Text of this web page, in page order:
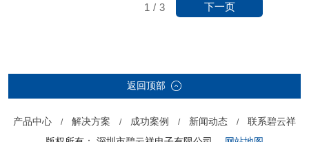
1 / 3 下一页
返回顶部
产品中心 / 解决方案 / 成功案例 / 新闻动态 /
联系碧云祥